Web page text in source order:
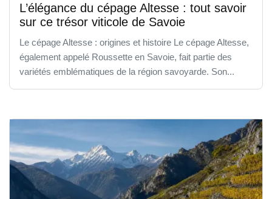
L’élégance du cépage Altesse : tout savoir
sur ce trésor viticole de Savoie
Le cépage Altesse : origines et histoire Le cépage Altesse,
également appelé Roussette en Savoie, fait partie des
variétés emblématiques de la région savoyarde. Son...